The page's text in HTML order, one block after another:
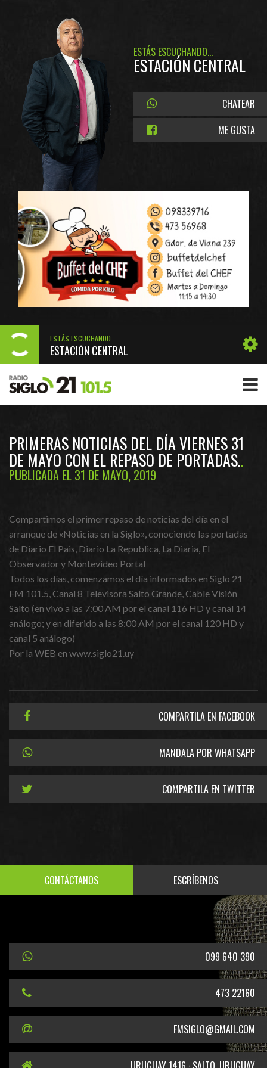
ESTÁS ESCUCHANDO...
ESTACIÓN CENTRAL
CHATEAR
ME GUSTA
ESTÁS ESCUCHANDO
ESTACIÓN CENTRAL
PRIMERAS NOTICIAS DEL DÍA VIERNES 31
DE MAYO CON EL REPASO DE PORTADAS.
PUBLICADA EL 31 DE MAYO, 2019
Compartimos el primer repaso de noticias del día en el
arranque de «Noticias en la Siglo», conociendo las portadas
de Diario El Pais, Diario La Republica, La Diaria, El
Observador y Montevideo Portal
Todos los días, comenzamos el día informados en Siglo 21
FM 101.5, Canal 8 Televisora Salto Grande, Cable Visión
Salto (en vivo a las 7:00 AM por el canal 116 HD y canal 14
análogo; y en diferido a las 8:00 AM por el canal 120 HD y
canal 5 análogo)
Por la WEB en www.siglo21.uy
COMPARTILA EN FACEBOOK
MANDALA POR WHATSAPP
COMPARTILA EN TWITTER
CONTÁCTANOS ESCRÍBENOS
099 640 390
473 22160
FMSIGLO@GMAIL.COM